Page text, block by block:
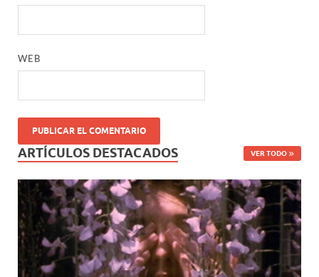
WEB
ARTÍCULOS DESTACADOS VER TODO